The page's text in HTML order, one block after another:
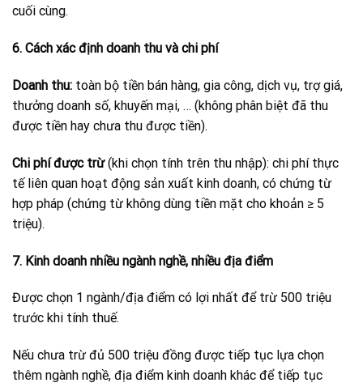
cuối cùng.
6. Cách xác định doanh thu và chi phí
Doanh thu: toàn bộ tiền bán hàng, gia công, dịch vụ, trợ giá,
thưởng doanh số, khuyến mại, … (không phân biệt đã thu
được tiền hay chưa thu được tiền).
Chi phí được trừ(khi chọn tính trên thu nhập): chi phí thực
tế liên quan hoạt động sản xuất kinh doanh, có chứng từ
hợp pháp (chứng từ không dùng tiền mặt cho khoản ≥ 5
triệu).
7. Kinh doanh nhiều ngành nghề, nhiều địa điểm
Được chọn 1 ngành/địa điểm có lợi nhất để trừ 500 triệu
trước khi tính thuế.
Nếu chưa trừ đủ 500 triệu đồng được tiếp tục lựa chọn
thêm ngành nghề, địa điểm kinh doanh khác để tiếp tục